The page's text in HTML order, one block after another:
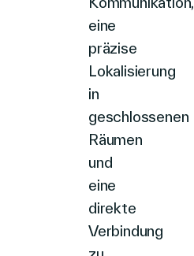
eine
präzise
Lokalisierung
in
geschlossenen
Räumen
und
eine
direkte
Verbindung